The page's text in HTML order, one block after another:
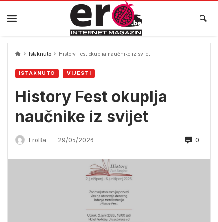
Skip
content
Istaknuto History Fest okuplja naučnike iz svijet
ISTAKNUTO VIJESTI
History Fest okuplja
naučnike iz svijet
EroBa — 29/05/2026 0